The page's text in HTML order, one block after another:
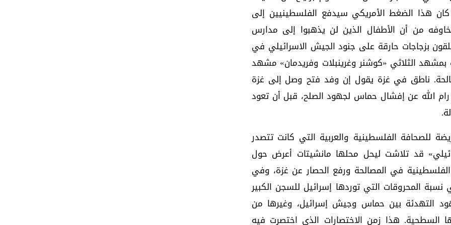
كان هذا الضغط الأمريكي سيدفع الفلسطينيين إلى
من أن الأطفال الذين لن يذهبوا إلى مدارس
بزجاجات حارقة على جنود الجيش الاسرائيلي في
الثلاثي «كوشنر وغرينبلات وفريدمان» مشهد
ناطق في غزة يقول إن وفد فتح وصل إلى غزة
الله عن إفشال حماس لجهود الصلح، قبل أن تعود
للصحافة الفلسطينية والعربية التي كانت تتصدر
قد تلاشت ليحل محلها مانشيتات أعرض حول
في المصالحة ورفع الحصار عن غزة، وفي
نسبة المحروقات التي توردها إسرائيل للسجن الكبير
التهدئة بين حماس وجيش إسرائيل، وغيرها من
السطحية. هذا زمن الاختصارات الذي اختصرت فيه